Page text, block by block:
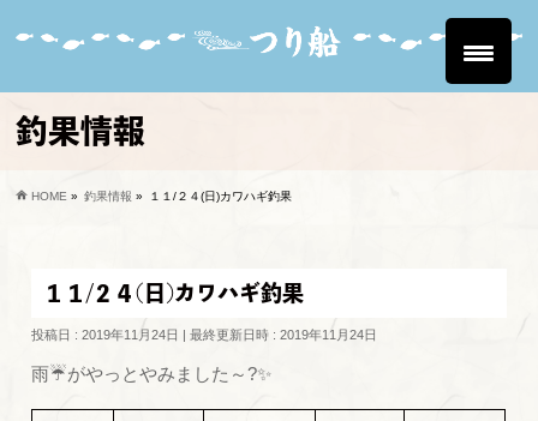
釣果情報
HOME » 釣果情報 » １１/２４(日)カワハギ釣果
１１/２４(日)カワハギ釣果
投稿日 : 2019年11月24日 最終更新日時 : 2019年11月24日
雨☔がやっとやみました～?✨